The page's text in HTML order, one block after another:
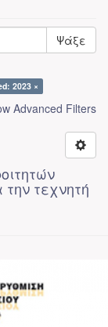
Ψάξε
2023 ×
Advanced Filters
τεχνητή